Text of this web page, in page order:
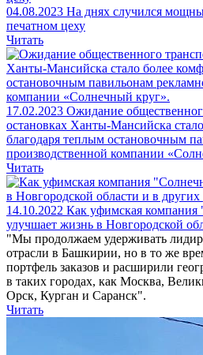
04.08.2023 На днях случился
печатном цеху
Читать
17.02.2023 Ожидание
остановках Ханты-Мансийска
благодаря теплым остановочным
производственной компании
Читать
14.10.2022 Как уфимская
улучшает жизнь в Новгородской
"Мы продолжаем удерживать
отрасли в Башкирии, но в то же
портфель заказов и расширили
в таких городах, как Москва,
Орск, Курган и Саранск".
Читать